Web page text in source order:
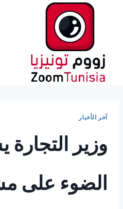
آخر الأخبار
وزير
الضوء على